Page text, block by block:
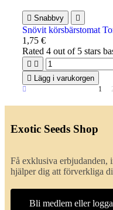
 Snabbvy 
Snövit körsbärstomat
1,75 €
Rated4 out of 5 stars
 
 Lägg i varukorgen
1
Exotic Seeds Shop
Få exklusiva erbjudanden,
hjälper dig att förverkliga
Bli medlem eller